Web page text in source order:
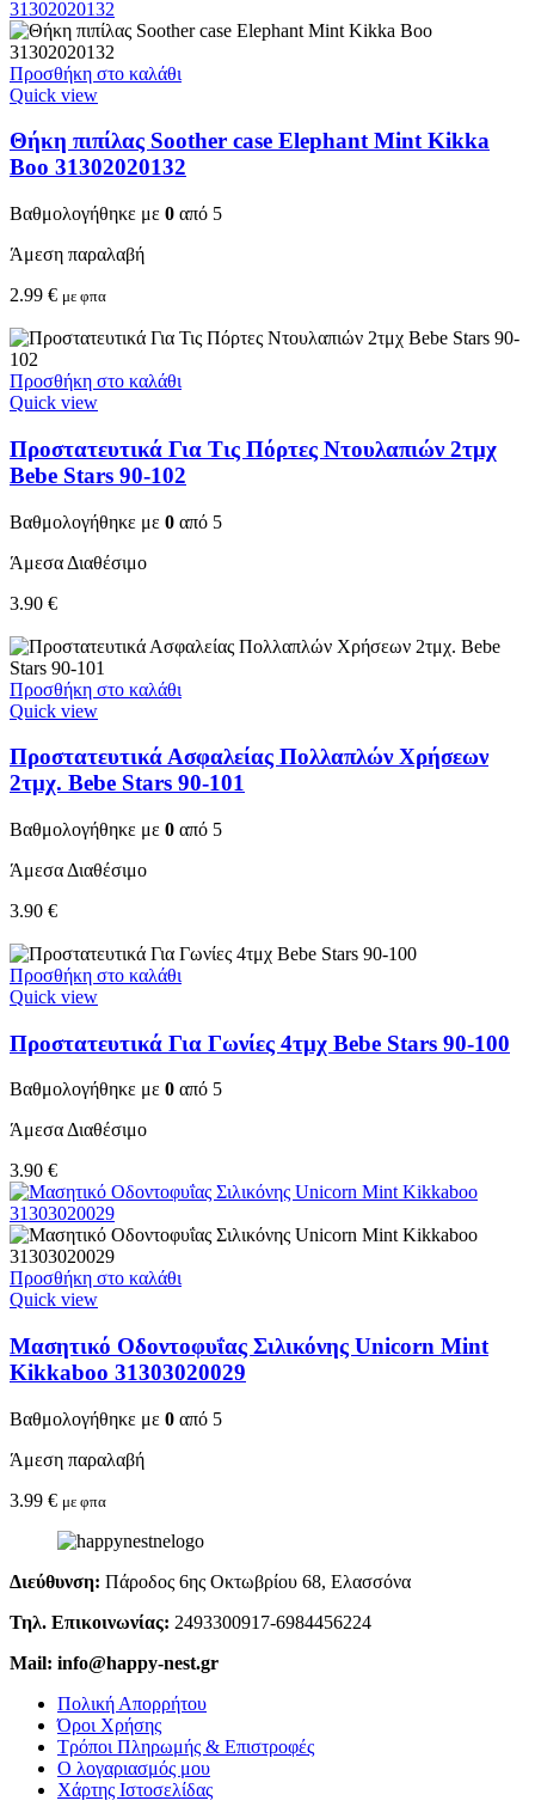
Προσθήκη στο καλάθι
Quick view
Θήκη πιπίλας Soother case Elephant Mint Kikka
Boo 31302020132
Βαθμολογήθηκε με 0 από 5
Άμεση παραλαβή
2.99 € με φπα
Προσθήκη στο καλάθι
Quick view
Προστατευτικά Για Τις Πόρτες Ντουλαπιών 2τμχ
Bebe Stars 90-102
Βαθμολογήθηκε με 0 από 5
Άμεσα Διαθέσιμο
3.90 €
Προσθήκη στο καλάθι
Quick view
Προστατευτικά Ασφαλείας Πολλαπλών Χρήσεων
2τμχ. Bebe Stars 90-101
Βαθμολογήθηκε με 0 από 5
Άμεσα Διαθέσιμο
3.90 €
Προσθήκη στο καλάθι
Quick view
Προστατευτικά Για Γωνίες 4τμχ Bebe Stars 90-100
Βαθμολογήθηκε με 0 από 5
Άμεσα Διαθέσιμο
3.90 €
Προσθήκη στο καλάθι
Quick view
Μασητικό Οδοντοφυΐας Σιλικόνης Unicorn Mint
Kikkaboo 31303020029
Βαθμολογήθηκε με 0 από 5
Άμεση παραλαβή
3.99 € με φπα
Διεύθυνση: Πάροδος 6ης Οκτωβρίου 68, Ελασσόνα
Τηλ. Επικοινωνίας: 2493300917-6984456224
Mail: info@happy-nest.gr
Πολική Απορρήτου
Όροι Χρήσης
Τρόποι Πληρωμής & Επιστροφές
Ο λογαριασμός μου
Χάρτης Ιστοσελίδας